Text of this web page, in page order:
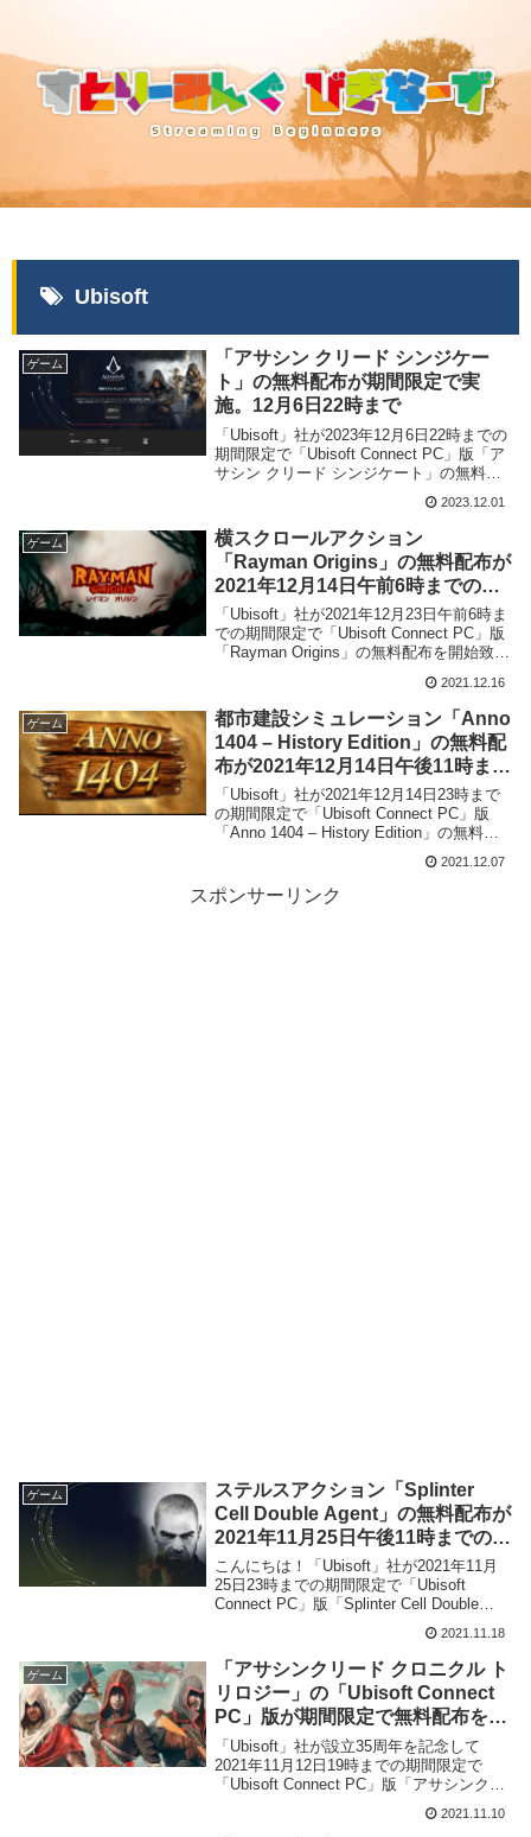
Ubisoft
ゲーム
「アサシン クリード シンジケー
ト」の無料配布が期間限定で実
施。12月6日22時まで
「Ubisoft」社が2023年12月6日22時までの
期間限定で「Ubisoft Connect PC」版「ア
サシン クリード シンジケート」の無料配
2023.12.01
ゲーム
横スクロールアクション
「Rayman Origins」の無料配布が
2021年12月14日午前6時までの期
間限定で実施
「Ubisoft」社が2021年12月23日午前6時ま
での期間限定で「Ubisoft Connect PC」版
「Rayman Origins」の無料配布を開始致し
2021.12.16
ゲーム
都市建設シミュレーション「Anno
1404 – History Edition」の無料配
布が2021年12月14日午後11時まで
の期間限定で実施
「Ubisoft」社が2021年12月14日23時まで
の期間限定で「Ubisoft Connect PC」版
「Anno 1404 – History Edition」の無料配
2021.12.07
スポンサーリンク
ゲーム
ステルスアクション「Splinter
Cell Double Agent」の無料配布が
2021年11月25日午後11時までの期
間限定で実施
こんにちは！「Ubisoft」社が2021年11月
25日23時までの期間限定で「Ubisoft
Connect PC」版「Splinter Cell Double
「Splinter Cell Double Agent」とは
「Splinter Cell Double Agent」...
2021.11.18
ゲーム
「アサシンクリード クロニクル ト
リロジー」の「Ubisoft Connect
PC」版が期間限定で無料配布を実
施。11月12日19時まで
「Ubisoft」社が設立35周年を記念して
2021年11月12日19時までの期間限定で
「Ubisoft Connect PC」版「アサシンクリ
2021.11.10